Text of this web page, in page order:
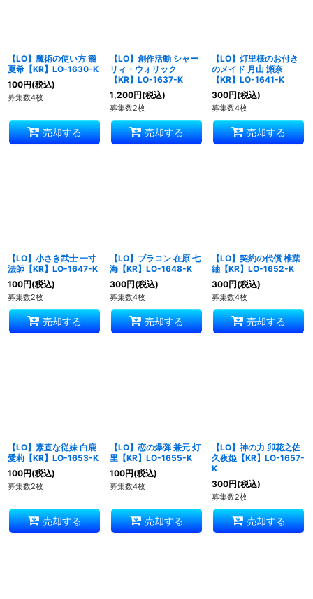
【LO】魔術の使い方 籠
夏希【KR】LO-1630-K
100円(税込)
募集数4枚
売却する
【LO】創作活動 シャー
リィ・ウォリック
【KR】LO-1637-K
1,200円(税込)
募集数2枚
売却する
【LO】灯里様のお付き
のメイド 月山 瀬奈
【KR】LO-1641-K
300円(税込)
募集数4枚
売却する
【LO】小さき武士 一寸
法師【KR】LO-1647-K
100円(税込)
募集数2枚
売却する
【LO】ブラコン 在原 七
海【KR】LO-1648-K
300円(税込)
募集数4枚
売却する
【LO】契約の代償 椎葉
紬【KR】LO-1652-K
300円(税込)
募集数4枚
売却する
【LO】素直な従妹 白鹿
愛莉【KR】LO-1653-K
100円(税込)
募集数2枚
売却する
【LO】恋の爆弾 兼元 灯
里【KR】LO-1655-K
100円(税込)
募集数4枚
売却する
【LO】神の力 卯花之佐
久夜姫【KR】LO-1657-
K
300円(税込)
募集数2枚
売却する